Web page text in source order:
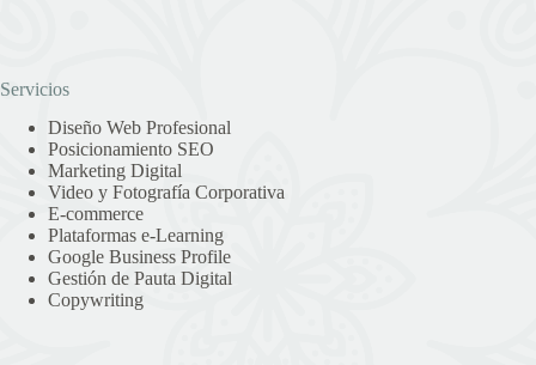
Servicios
Diseño Web Profesional
Posicionamiento SEO
Marketing Digital
Video y Fotografía Corporativa
E-commerce
Plataformas e-Learning
Google Business Profile
Gestión de Pauta Digital
Copywriting